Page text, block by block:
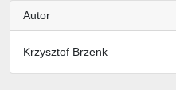
Autor
Krzysztof Brzenk